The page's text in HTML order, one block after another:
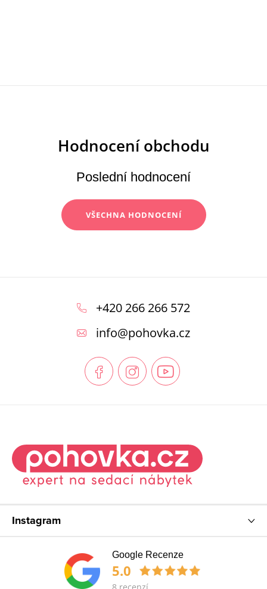
Poslední hodnocení
VŠECHNA HODNOCENÍ
+420 266 266 572
info@pohovka.cz
Instagram
Google Recenze
5.0